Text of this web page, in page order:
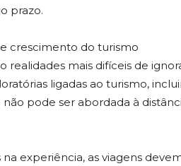
prazo.
crescimento do turismo
mais difíceis de
ligadas ao turismo,
pode ser abordada à
experiência, as viagens